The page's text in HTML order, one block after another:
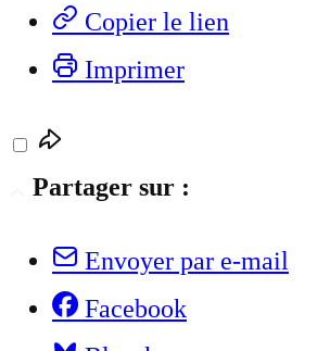
Copier le lien
Imprimer
Partager sur :
Envoyer par e-mail
Facebook